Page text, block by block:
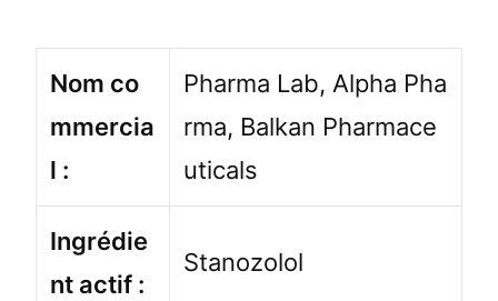
Nom co
mmercia
l :
Pharma Lab, Alpha Pha
rma, Balkan Pharmace
uticals
Ingrédie
nt actif :
Stanozolol